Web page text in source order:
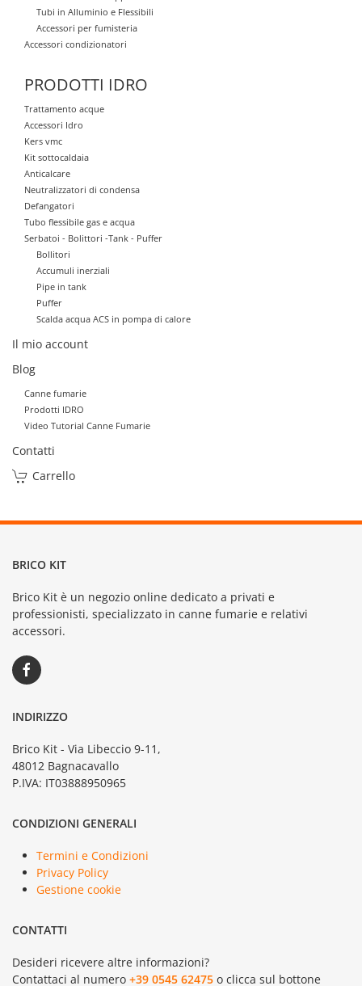
Tubi in Alluminio e Flessibili
Accessori per fumisteria
Accessori condizionatori
PRODOTTI IDRO
Trattamento acque
Accessori Idro
Kers vmc
Kit sottocaldaia
Anticalcare
Neutralizzatori di condensa
Defangatori
Tubo flessibile gas e acqua
Serbatoi - Bolittori -Tank - Puffer
Bollitori
Accumuli inerziali
Pipe in tank
Puffer
Scalda acqua ACS in pompa di calore
Il mio account
Blog
Canne fumarie
Prodotti IDRO
Video Tutorial Canne Fumarie
Contatti
Carrello
BRICO KIT
Brico Kit è un negozio online dedicato a privati e
professionisti, specializzato in canne fumarie e relativi
accessori.
INDIRIZZO
Brico Kit - Via Libeccio 9-11,
48012 Bagnacavallo
P.IVA: IT03888950965
CONDIZIONI GENERALI
Termini e Condizioni
Privacy Policy
Gestione cookie
CONTATTI
Desideri ricevere altre informazioni?
Contattaci al numero +39 0545 62475 o clicca sul bottone